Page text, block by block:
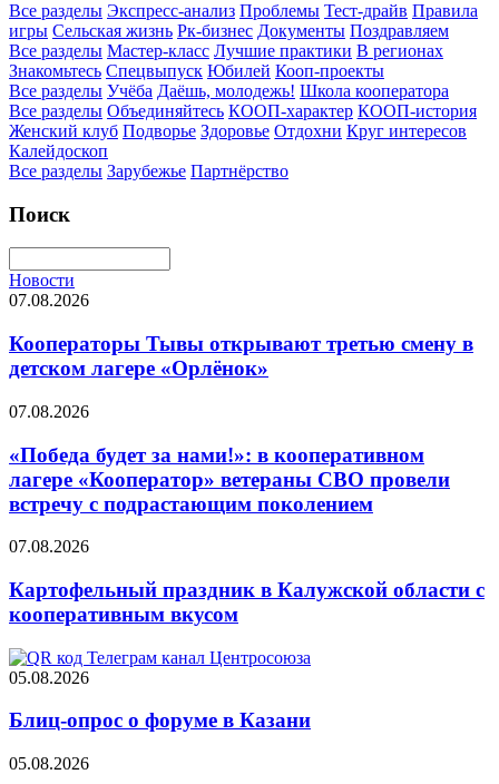
Все разделы Экспресс-анализ Проблемы Тест-драйв Правила
игры Сельская жизнь Рк-бизнес Документы Поздравляем
Все разделы Мастер-класс Лучшие практики В регионах
Знакомьтесь Спецвыпуск Юбилей Кооп-проекты
Все разделы Учёба Даёшь, молодежь! Школа кооператора
Все разделы Объединяйтесь КООП-характер КООП-история
Женский клуб Подворье Здоровье Отдохни Круг интересов
Калейдоскоп
Все разделы Зарубежье Партнёрство
Поиск
Новости
07.08.2026
Кооператоры Тывы открывают третью смену в
детском лагере «Орлёнок»
07.08.2026
«Победа будет за нами!»: в кооперативном
лагере «Кооператор» ветераны СВО провели
встречу с подрастающим поколением
07.08.2026
Картофельный праздник в Калужской области с
кооперативным вкусом
05.08.2026
Блиц-опрос о форуме в Казани
05.08.2026